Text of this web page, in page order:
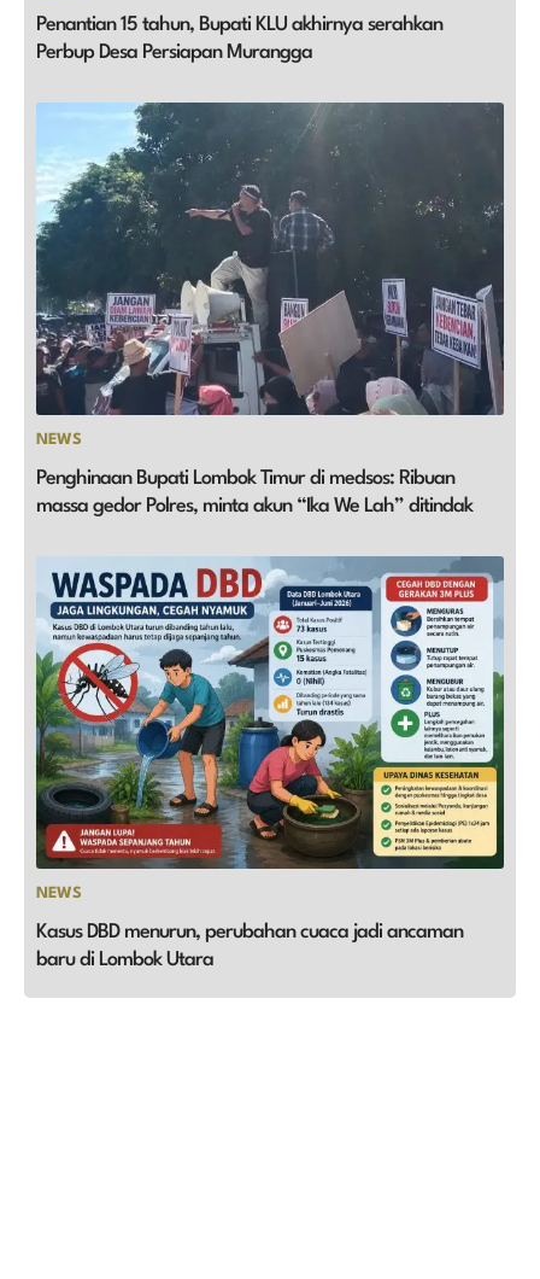
Penantian 15 tahun, Bupati KLU akhirnya serahkan
Perbup Desa Persiapan Murangga
NEWS
Penghinaan Bupati Lombok Timur di medsos: Ribuan
massa gedor Polres, minta akun “Ika We Lah” ditindak
NEWS
Kasus DBD menurun, perubahan cuaca jadi ancaman
baru di Lombok Utara